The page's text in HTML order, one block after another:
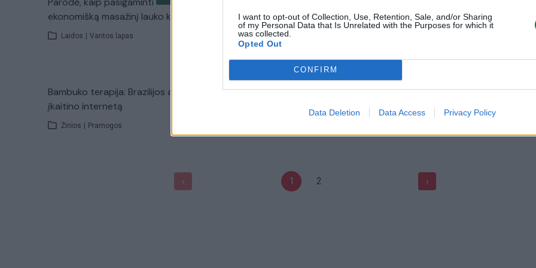
I want to opt-out of Collection, Use, Retention, Sale, and/or Sharing
of my Personal Data that Is Unrelated with the Purposes for which it
was collected.
Opted Out
CONFIRM
Data Deletion Data Access Privacy Policy
ekonomišką masažinį lauko kubilą
Laidos Vantos lapas
atsikratykite celiulito ir pamirškite
skausmus
Žinios
nusišypsoti
Bambuko terapija: Brazilijos atlikėja
įkaitino internetą
Žinios Pramogos
Kaip daromas estiškas masažas? (I)
Vantos lapas
Gal masažo? Ši katė
lepina savo šeimininkus
‹ 1 2 ›